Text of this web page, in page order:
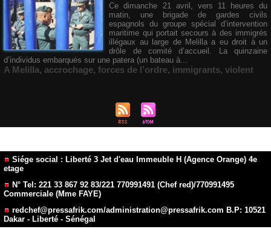
Ce dimanche 21 avril, vers 11 heures du
matin, une brigade de gardes civils
espagnols du groupe spécial d’intervention
maritime qui portait secours à des immigrés
illégaux au large de Melilla a eu droit à un
drôle de comité d’accueil. La quinzaine
d’individus embarqués sur une patera (un bateau à...
A Melilla, accrochage, forces de l’ordre, immigrants, violent
Siége social : Liberté 3 Jet d'eau Immeuble H (Agence Orange) 4e
etage
N° Tel: 221 33 867 92 83/221 770991491 (Chef red)/770991495
Commerciale (Mme FAYE)
redchef@pressafrik.com/administration@pressafrik.com B.P: 10521
Dakar - Liberté - Sénégal